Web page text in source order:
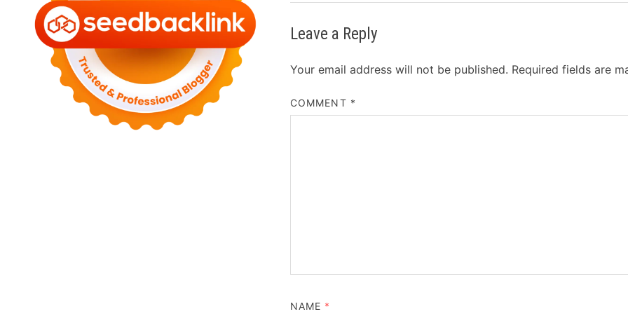
Leave a Reply
Your email address will not be published. Required fields are
COMMENT *
NAME *